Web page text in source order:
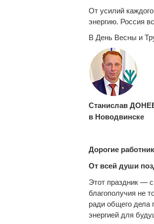
От усилий
энергию. Россия
В День Весны и
Станислав
в Новодвинске
Дорогие
От всей души
Этот праздник —
благополучия не
ради общего дела
энергией для